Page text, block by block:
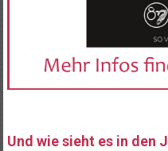
Und wie sieht es in den